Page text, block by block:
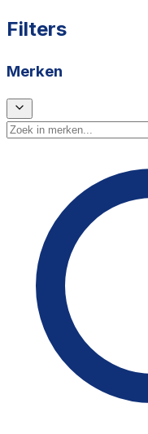
Filters
Merken